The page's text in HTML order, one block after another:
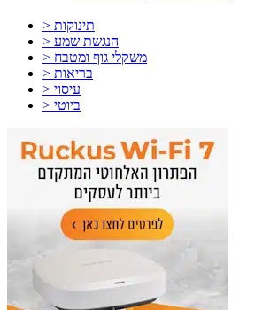
> תינוקות
> הנגשת שמע
> משקלי גוף ומטבח
> בריאות
> עיסוי
> ביוטי